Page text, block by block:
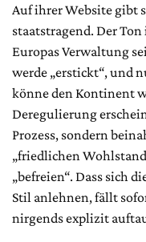
Auf ihrer Website gibt
staatstragend. Der
Europas Verwaltung
werde „erstickt“, und
könne den Kontinent
Deregulierung
Prozess, sondern
„friedlichen
„befreien“. Dass sich
Stil anlehnen, fällt
nirgends explizit